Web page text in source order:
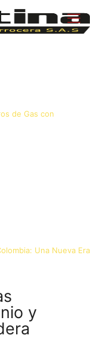
de Gas con
Una Nueva Era
y